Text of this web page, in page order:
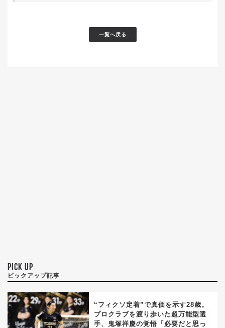
一覧へ戻る
PICK UP
ピックアップ記事
“フィクソ定着”で真価を示す28歳。
プロクラブを渡り歩いた超万能型選
手、鬼塚祥慶の覚悟「必要だと思っ